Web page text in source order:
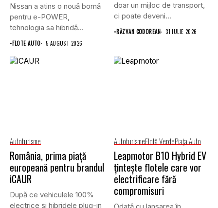
Nissan a atins o nouă bornă
pentru e-POWER,
tehnologia sa hibridă
unică,...
•FLOTE AUTO 5 AUGUST 2026
doar un mijloc de transport,
ci poate deveni...
•RĂZVAN CODOREAN 31 IULIE 2026
Autoturisme
România, prima piață
europeană pentru brandul
iCAUR
După ce vehiculele 100%
electrice și hibridele plug-in
AutoturismeFlotă VerdePiaţa Auto
Leapmotor B10 Hybrid EV
țintește flotele care vor
electrificare fără
compromisuri